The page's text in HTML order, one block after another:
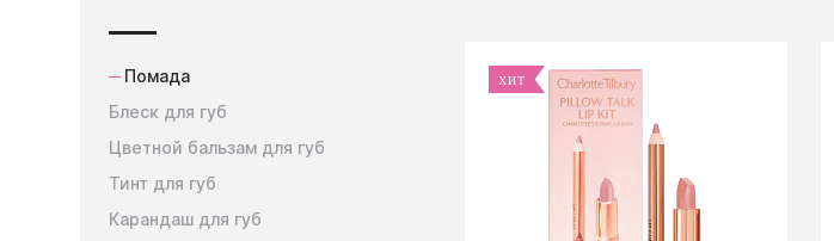
Помада
Блеск для губ
Цветной бальзам для губ
Тинт для губ
Карандаш для губ
ХИТ